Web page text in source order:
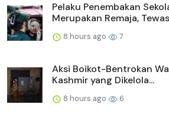
Pelaku Penembakan
Merupakan Remaja, Tewas
8 hours ago 7
Aksi Boikot-Bentrokan
Kashmir yang Dikelola...
8 hours ago 6